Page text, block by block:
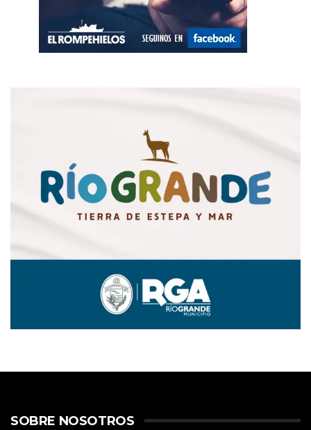
SOBRE NOSOTROS